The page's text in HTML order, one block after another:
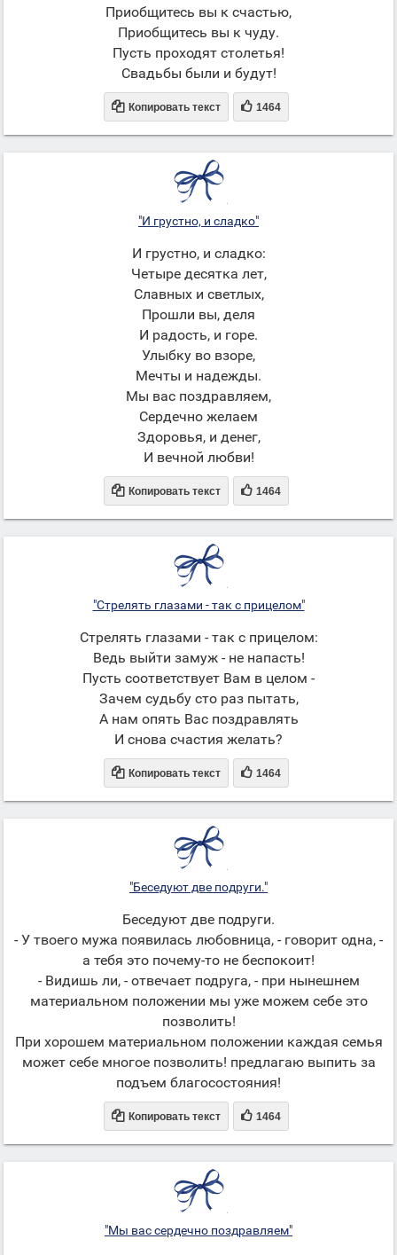
Приобщитесь вы к счастью,
Приобщитесь вы к чуду.
Пусть проходят столетья!
Свадьбы были и будут!
 Копировать текст  1464
"И грустно, и сладко"
И грустно, и сладко:
Четыре десятка лет,
Славных и светлых,
Прошли вы, деля
И радость, и горе.
Улыбку во взоре,
Мечты и надежды.
Мы вас поздравляем,
Сердечно желаем
Здоровья, и денег,
И вечной любви!
 Копировать текст  1464
"Стрелять глазами - так с прицелом"
Стрелять глазами - так с прицелом:
Ведь выйти замуж - не напасть!
Пусть соответствует Вам в целом -
Зачем судьбу сто раз пытать,
А нам опять Вас поздравлять
И снова счастия желать?
 Копировать текст  1464
"Беседуют две подруги."
Беседуют две подруги.
- У твоего мужа появилась любовница, - говорит одна, -
а тебя это почему-то не беспокоит!
- Видишь ли, - отвечает подруга, - при нынешнем
материальном положении мы уже можем себе это
позволить!
Пpи хорошем материальном положении каждая семья
может себе многое позволить! предлагаю выпить за
подъем благосостояния!
 Копировать текст  1464
"Мы вас сердечно поздравляем"